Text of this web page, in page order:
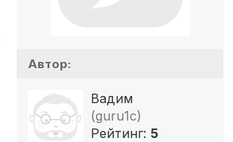
Автор:
Вадим
(guru1c)
Рейтинг: 5